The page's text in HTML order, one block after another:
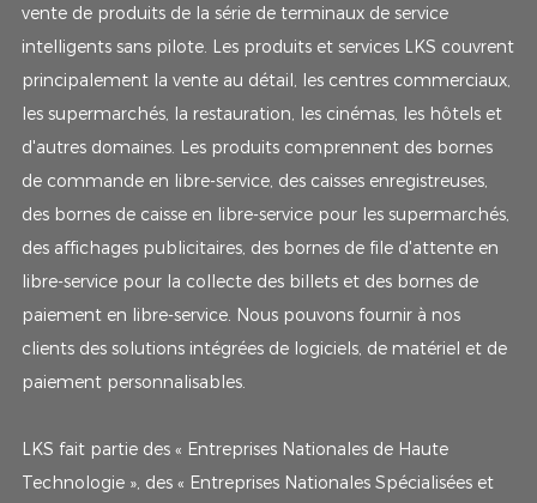
vente de produits de la série de terminaux de service
intelligents sans pilote. Les produits et services LKS couvrent
principalement la vente au détail, les centres commerciaux,
les supermarchés, la restauration, les cinémas, les hôtels et
d'autres domaines. Les produits comprennent des bornes
de commande en libre-service, des caisses enregistreuses,
des bornes de caisse en libre-service pour les supermarchés,
des affichages publicitaires, des bornes de file d'attente en
libre-service pour la collecte des billets et des bornes de
paiement en libre-service. Nous pouvons fournir à nos
clients des solutions intégrées de logiciels, de matériel et de
paiement personnalisables.
LKS fait partie des « Entreprises Nationales de Haute
Technologie », des « Entreprises Nationales Spécialisées et